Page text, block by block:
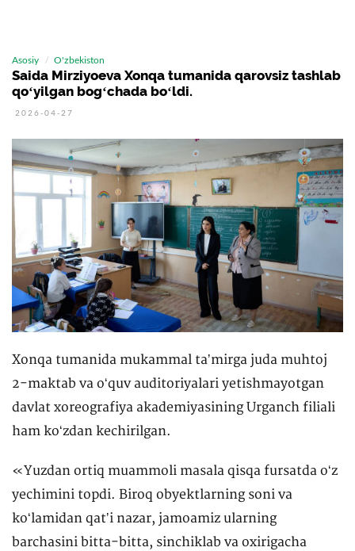
Asosiy O'zbekiston
Saida Mirziyoeva Xonqa tumanida qarovsiz tashlab
qoʻyilgan bogʻchada boʻldi.
2026-04-27
Xonqa tumanida mukammal taʼmirga juda muhtoj
2-maktab va oʻquv auditoriyalari yetishmayotgan
davlat xoreografiya akademiyasining Urganch filiali
ham koʻzdan kechirilgan.
«Yuzdan ortiq muammoli masala qisqa fursatda oʻz
yechimini topdi. Biroq obyektlarning soni va
koʻlamidan qatʼi nazar, jamoamiz ularning
barchasini bitta-bitta, sinchiklab va oxirigacha